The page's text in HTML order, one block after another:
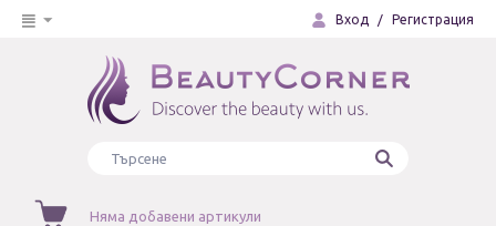
Вход / Регистрация
Няма добавени артикули